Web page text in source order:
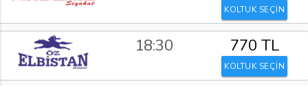
KOLTUK SEÇİN
18:30 770 TL
KOLTUK SEÇİN